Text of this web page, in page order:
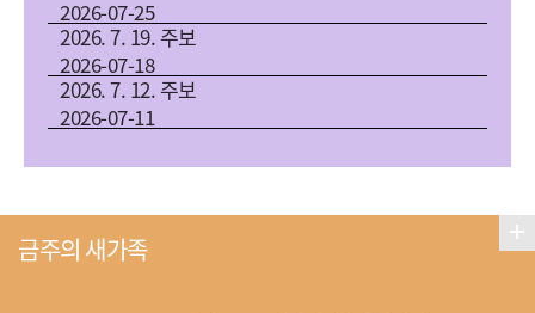
2026-07-25
2026. 7. 19. 주보
2026-07-18
2026. 7. 12. 주보
2026-07-11
금주의 새가족